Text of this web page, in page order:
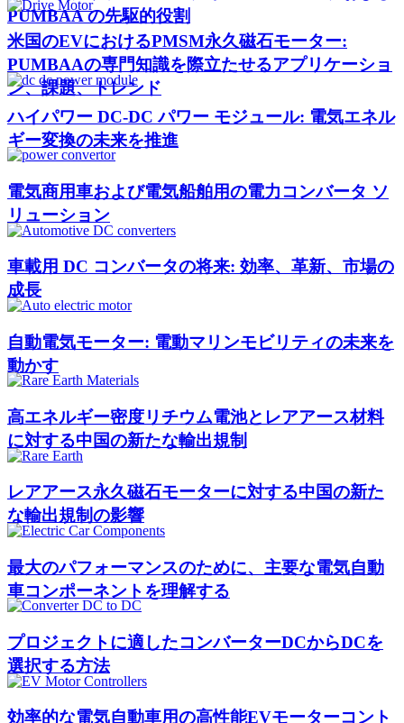
PUMBAA の先駆的役割
米国のEVにおけるPMSM永久磁石モーター:
PUMBAAの専門知識を際立たせるアプリケーショ
ン、課題、トレンド
ハイパワー DC-DC パワー モジュール: 電気エネル
ギー変換の未来を推進
電気商用車および電気船舶用の電力コンバータ ソ
リューション
車載用 DC コンバータの将来: 効率、革新、市場の
成長
自動電気モーター: 電動マリンモビリティの未来を
動かす
高エネルギー密度リチウム電池とレアアース材料
に対する中国の新たな輸出規制
レアアース永久磁石モーターに対する中国の新た
な輸出規制の影響
最大のパフォーマンスのために、主要な電気自動
車コンポーネントを理解する
プロジェクトに適したコンバーターDCからDCを
選択する方法
効率的な電気自動車用の高性能EVモーターコント